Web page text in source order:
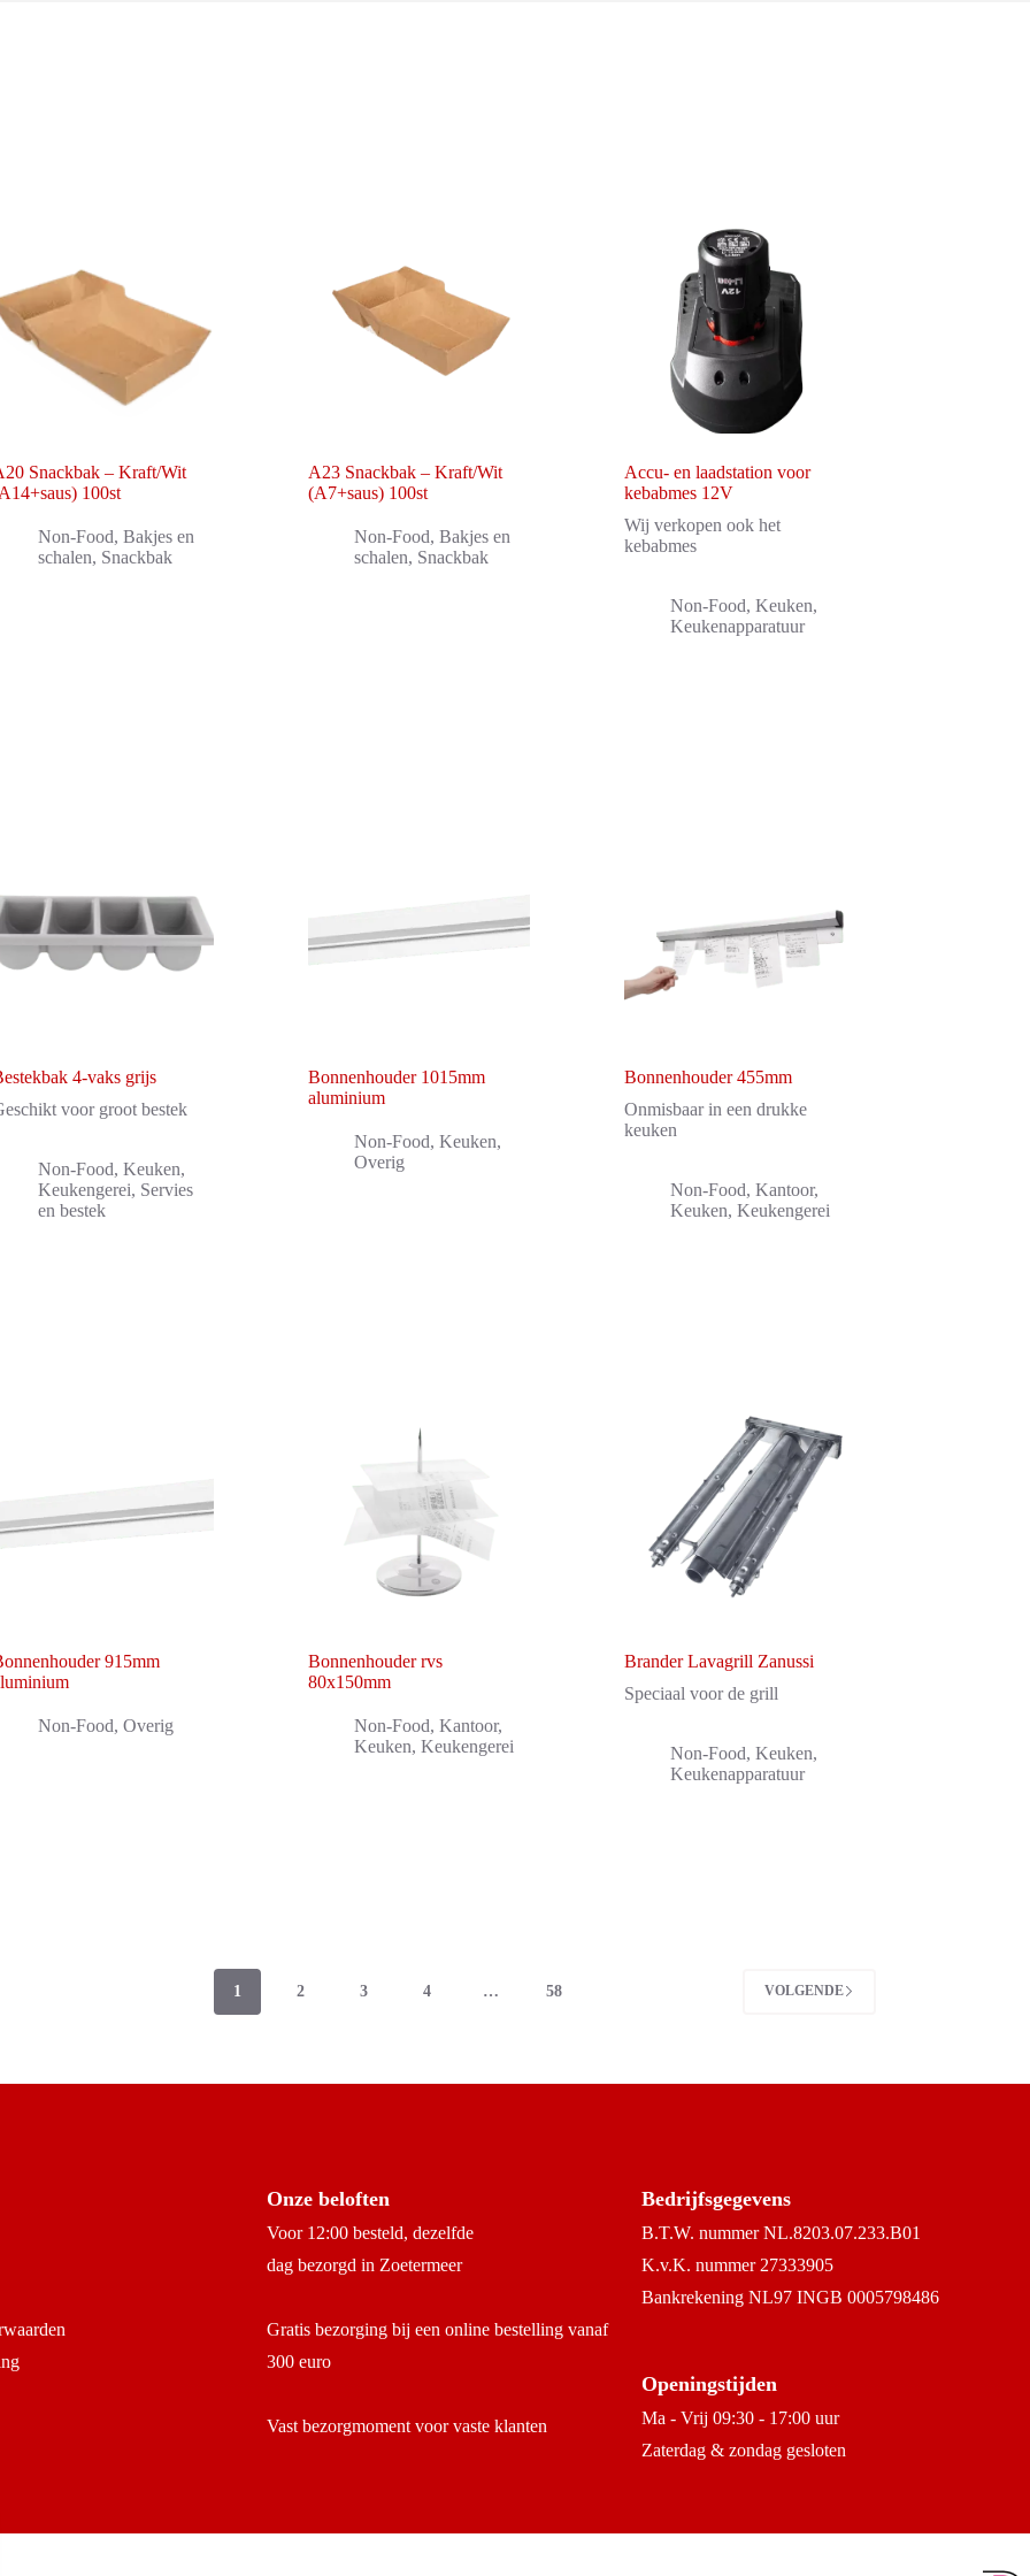
Snackbak – Kraft/Wit
100st
Non-Food, Bakjes en
schalen, Snackbak
A23 Snackbak – Kraft/Wit
(A7+saus) 100st
Non-Food, Bakjes en
schalen, Snackbak
Accu- en laadstation voor
kebabmes 12V
Wij verkopen ook het
kebabmes
Non-Food, Keuken,
Keukenapparatuur
4-vaks grijs
voor groot bestek
Non-Food, Keuken,
Keukengerei, Servies
en bestek
Bonnenhouder 1015mm
aluminium
Non-Food, Keuken,
Overig
Bonnenhouder 455mm
Onmisbaar in een drukke
keuken
Non-Food, Kantoor,
Keuken, Keukengerei
915mm
Non-Food, Overig
Bonnenhouder rvs
80x150mm
Non-Food, Kantoor,
Keuken, Keukengerei
Brander Lavagrill Zanussi
Speciaal voor de grill
Non-Food, Keuken,
Keukenapparatuur
1 2 3 4 … 58 VOLGENDE
Onze beloften
Voor 12:00 besteld, dezelfde
dag bezorgd in Zoetermeer
Gratis bezorging bij een online bestelling vanaf
300 euro
Vast bezorgmoment voor vaste klanten
Bedrijfsgegevens
B.T.W. nummer NL.8203.07.233.B01
K.v.K. nummer 27333905
Bankrekening NL97 INGB 0005798486
Openingstijden
Ma - Vrij 09:30 - 17:00 uur
Zaterdag & zondag gesloten